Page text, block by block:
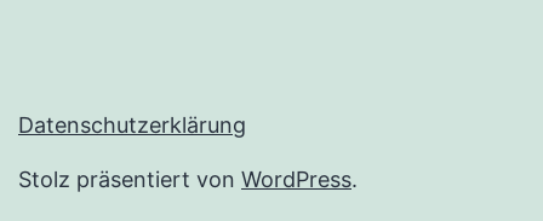
Datenschutzerklärung
Stolz präsentiert von WordPress.